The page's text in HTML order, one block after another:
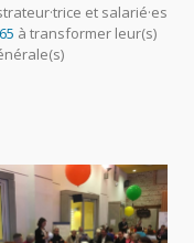
et salarié·es
à transformer leur(s)